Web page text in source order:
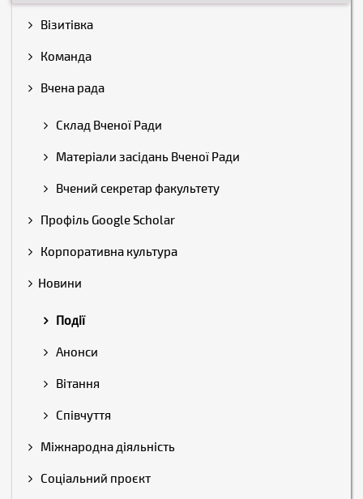
Візитівка
Команда
Вчена рада
Склад Вченої Ради
Матеріали засідань Вченої Ради
Вчений секретар факультету
Профіль Google Scholar
Корпоративна культура
Новини
Події
Анонси
Вітання
Співчуття
Міжнародна діяльність
Соціальний проєкт